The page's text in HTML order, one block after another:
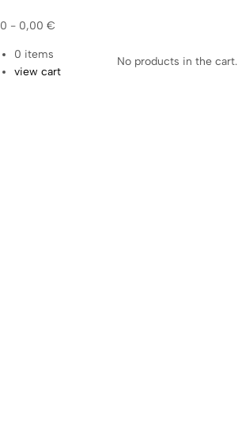
0 - 0,00 €
0 items
view cart
No products in the cart.